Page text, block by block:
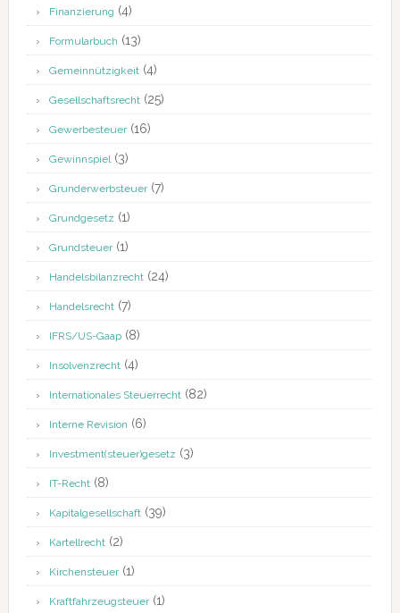
Finanzierung (4)
Formularbuch (13)
Gemeinnützigkeit(4)
Gesellschaftsrecht(25)
Gewerbesteuer(16)
Gewinnspiel(3)
Grunderwerbsteuer(7)
Grundgesetz (1)
Grundsteuer(1)
Handelsbilanzrecht(24)
Handelsrecht(7)
IFRS/US-Gaap(8)
Insolvenzrecht(4)
Internationales Steuerrecht(82)
Interne Revision (6)
Investment(steuer)gesetz (3)
IT-Recht(8)
Kapitalgesellschaft(39)
Kartellrecht(2)
Kirchensteuer(1)
Kraftfahrzeugsteuer(1)